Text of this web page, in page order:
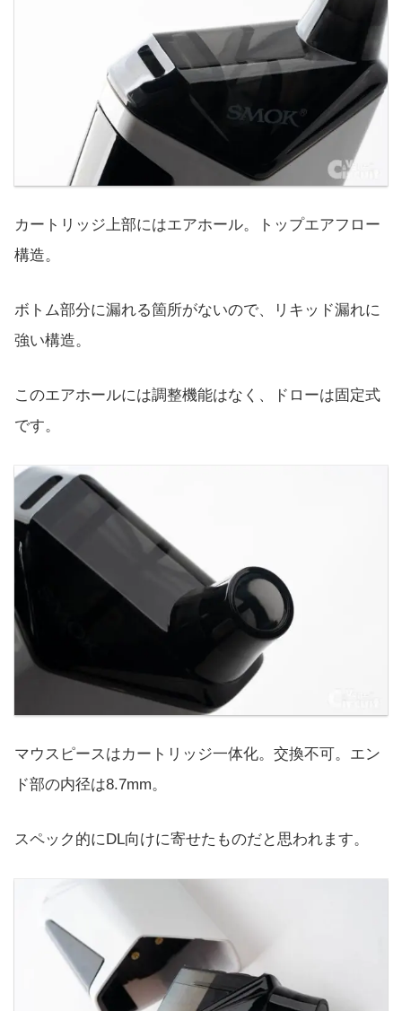
カートリッジ上部にはエアホール。トップエアフロー
構造。
ボトム部分に漏れる箇所がないので、リキッド漏れに
強い構造。
このエアホールには調整機能はなく、ドローは固定式
です。
マウスピースはカートリッジ一体化。交換不可。エン
ド部の内径は8.7mm。
スペック的にDL向けに寄せたものだと思われます。